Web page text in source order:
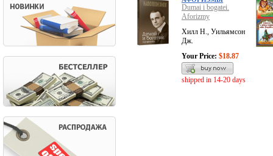
Dumai i bogatei.
Aforizmy
Хилл Н., Уильямсон
Дж.
Your Price: $18.87
shipped in 14-20 days